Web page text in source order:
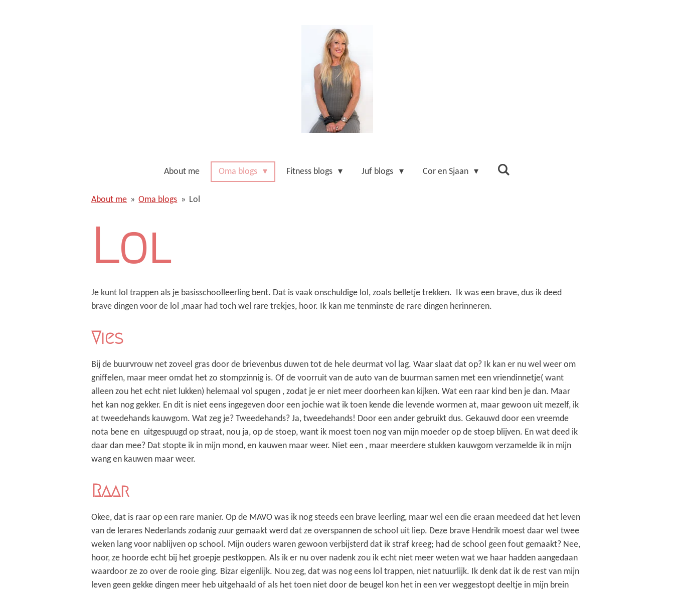
About me Oma blogs Fitness blogs Juf blogs Cor en Sjaan
About me » Oma blogs » Lol
Lol
Je kunt lol trappen als je basisschoolleerling bent. Dat is vaak onschuldige lol, zoals belletje trekken. Ik was een brave, dus ik deed
brave dingen voor de lol ,maar had toch wel rare trekjes, hoor. Ik kan me tenminste de rare dingen herinneren.
Vies
Bij de buurvrouw net zoveel gras door de brievenbus duwen tot de hele deurmat vol lag. Waar slaat dat op? Ik kan er nu wel weer om
gniffelen, maar meer omdat het zo stompzinnig is. Of de voorruit van de auto van de buurman samen met een vriendinnetje( want
alleen zou het echt niet lukken) helemaal vol spugen , zodat je er niet meer doorheen kan kijken. Wat een raar kind ben je dan. Maar
het kan nog gekker. En dit is niet eens ingegeven door een jochie wat ik toen kende die levende wormen at, maar gewoon uit mezelf, ik
at tweedehands kauwgom. Wat zeg je? Tweedehands? Ja, tweedehands! Door een ander gebruikt dus. Gekauwd door een vreemde
nota bene en uitgespuugd op straat, nou ja, op de stoep, want ik moest toen nog van mijn moeder op de stoep blijven. En wat deed ik
daar dan mee? Dat stopte ik in mijn mond, en kauwen maar weer. Niet een , maar meerdere stukken kauwgom verzamelde ik in mijn
wang en kauwen maar weer.
Raar
Okee, dat is raar op een rare manier. Op de MAVO was ik nog steeds een brave leerling, maar wel een die eraan meedeed dat het leven
van de lerares Nederlands zodanig zuur gemaakt werd dat ze overspannen de school uit liep. Deze brave Hendrik moest daar wel twee
weken lang voor nablijven op school. Mijn ouders waren gewoon verbijsterd dat ik straf kreeg; had de school geen fout gemaakt? Nee,
hoor, ze hoorde echt bij het groepje pestkoppen. Als ik er nu over nadenk zou ik echt niet meer weten wat we haar hadden aangedaan
waardoor ze zo over de rooie ging. Bizar eigenlijk. Nou zeg, dat was nog eens lol trappen, niet natuurlijk. Ik denk dat ik de rest van mijn
leven geen gekke dingen meer heb uitgehaald of als het toen niet door de beugel kon het in een ver weggestopt deeltje in mijn brein